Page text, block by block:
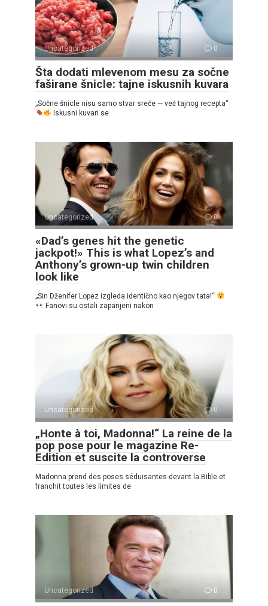
Uncategorized 0
Šta dodati mlevenom mesu za sočne
faširane šnicle: tajne iskusnih kuvara
„Sočne šnicle nisu samo stvar sreće — već tajnog recepta“
Iskusni kuvari se
Uncategorized 0
«Dad’s genes hit the genetic
jackpot!» This is what Lopez’s and
Anthony’s grown-up twin children
look like
„Sin Dženifer Lopez izgleda identično kao njegov tata!“
Fanovi su ostali zapanjeni nakon
Uncategorized 0
„Honte à toi, Madonna!“ La reine de la
pop pose pour le magazine Re-
Edition et suscite la controverse
Madonna prend des poses séduisantes devant la Bible et
franchit toutes les limites de
Uncategorized 0